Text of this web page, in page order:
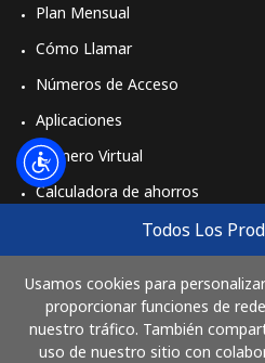
Todos Los
Usamos cookies para
proporcionar funciones de
nuestro tráfico. También
uso de nuestro sitio con
Plan Mensual
Cómo Llamar
Números de Acceso
Aplicaciones
Número Virtual
Calculadora de ahorros
Comprar
Cómo funciona